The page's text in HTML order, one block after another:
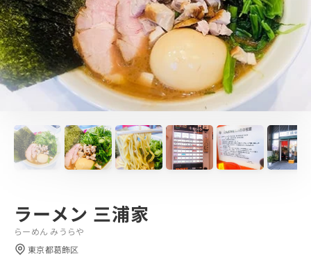
ラーメン 三浦家
らーめん みうらや
東京都葛飾区